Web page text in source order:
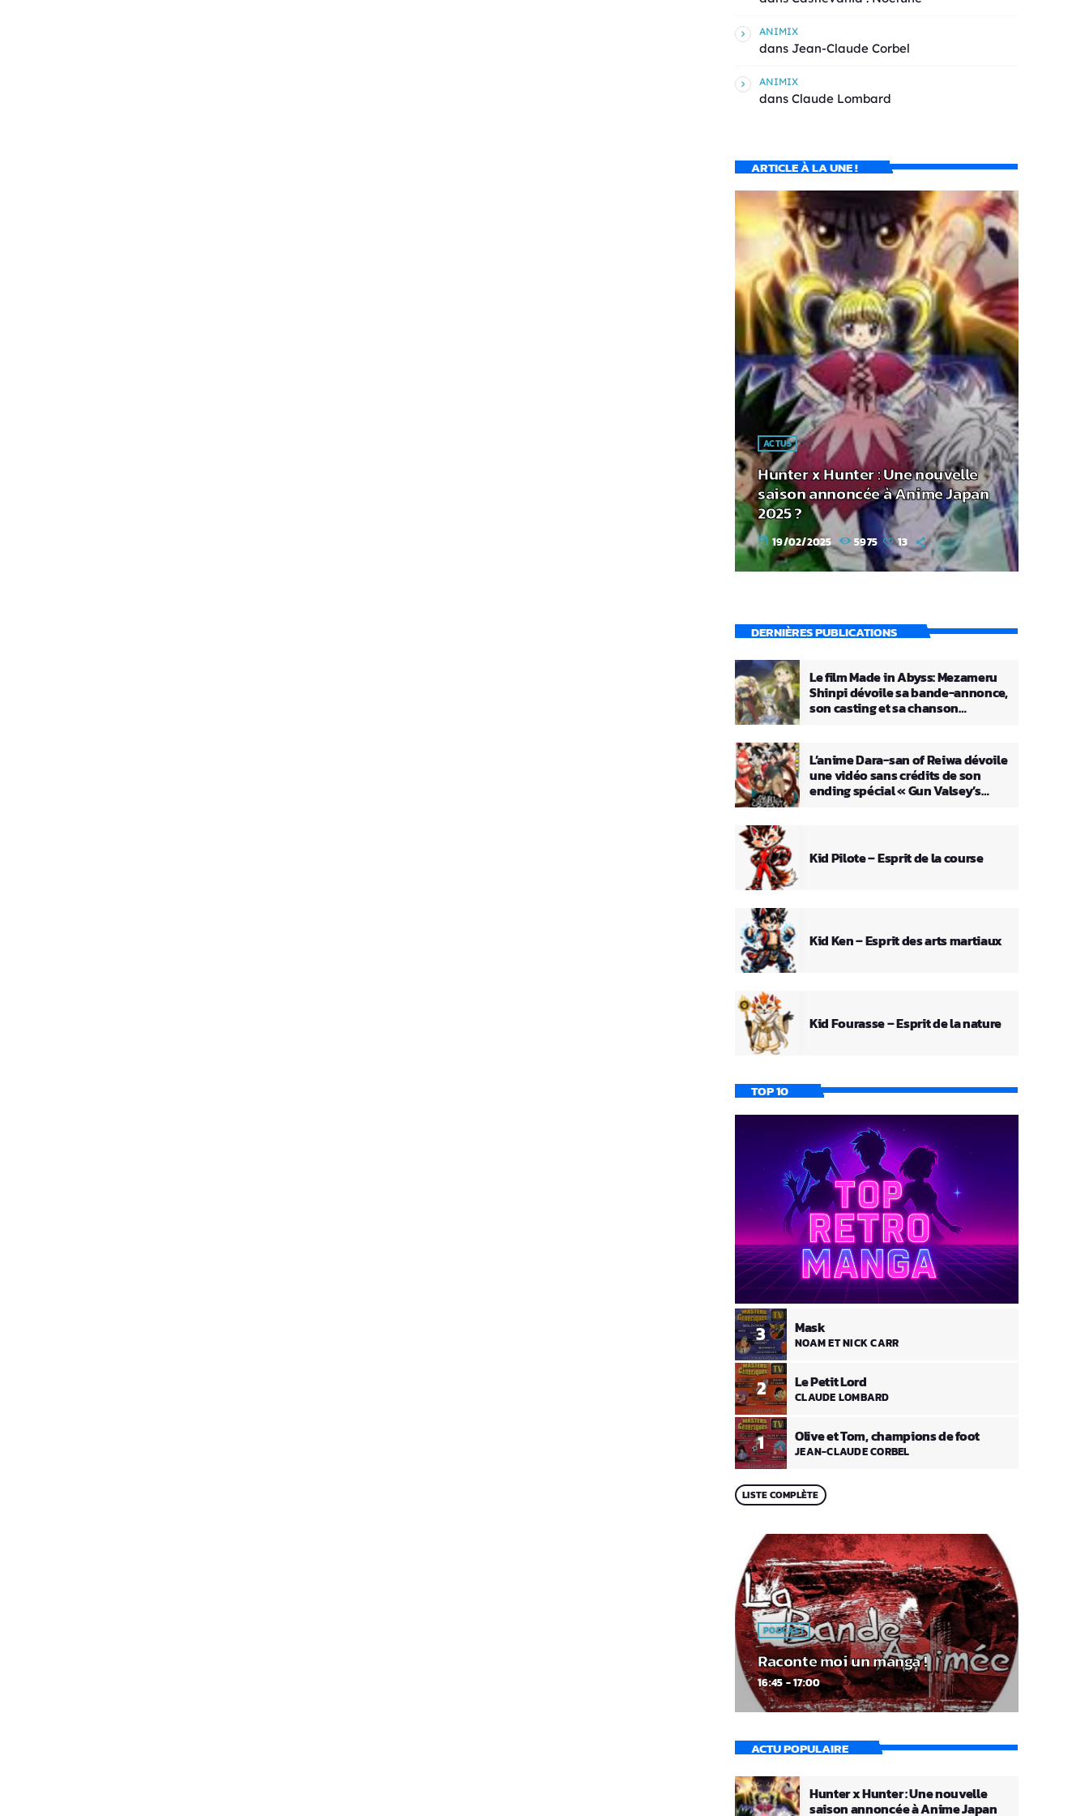
ANIMIX
dans Jean-Claude Corbel
ANIMIX
dans Claude Lombard
ARTICLE À LA UNE !
ACTUS
Hunter x Hunter : Une nouvelle
saison annoncée à Anime Japan
2025 ?
today 19/02/2025 5975 13
DERNIÈRES PUBLICATIONS
Le film Made in Abyss: Mezameru
Shinpi dévoile sa bande-annonce,
son casting et sa chanson
L’anime Dara-san of Reiwa dévoile
une vidéo sans crédits de son
ending spécial « Gun Valsey’s
Kid Pilote – Esprit de la course
Kid Ken – Esprit des arts martiaux
Kid Fourasse – Esprit de la nature
TOP 10
1 Olive et Tom, champions de foot
JEAN-CLAUDE CORBEL
2 Le Petit Lord
CLAUDE LOMBARD
3 Mask
NOAM ET NICK CARR
LISTE COMPLÈTE
PODCAST
Raconte moi un manga !
16:45 - 17:00
ACTU POPULAIRE
Hunter x Hunter : Une nouvelle
saison annoncée à Anime Japan